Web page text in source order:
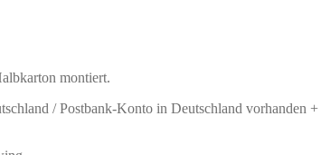
montiert.
/ Postbank-Konto in Deutschland vorhanden +